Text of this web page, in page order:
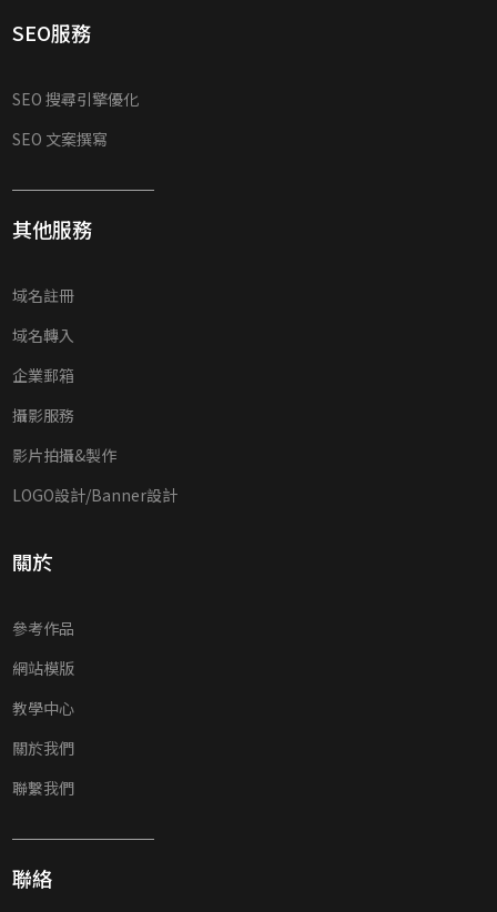
SEO服務
SEO 搜尋引擎優化
SEO 文案撰寫
其他服務
域名註冊
域名轉入
企業郵箱
攝影服務
影片拍攝&製作
LOGO設計/Banner設計
關於
參考作品
網站模版
教學中心
關於我們
聯繫我們
聯絡